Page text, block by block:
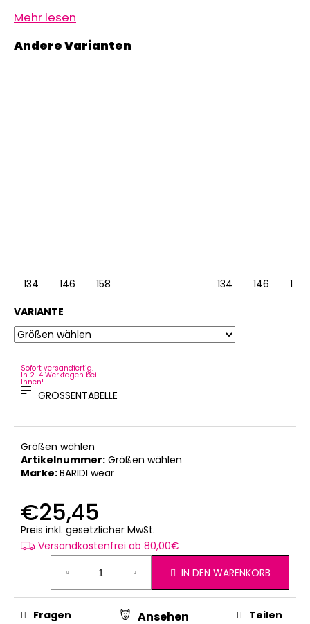
Mehr lesen
134 146 158 134 146
158
VARIANTE
Sofort versandfertig.
In 2-4 Werktagen bei
Ihnen!
GRÖSSENTABELLE
Größen wählen
Artikelnummer: Größen wählen
Marke:BARIDI wear
€25,45
Preis inkl. gesetzlicher MwSt.
Versandkostenfrei ab 80,00€
IN DEN WARENKORB
Fragen Ansehen Teilen